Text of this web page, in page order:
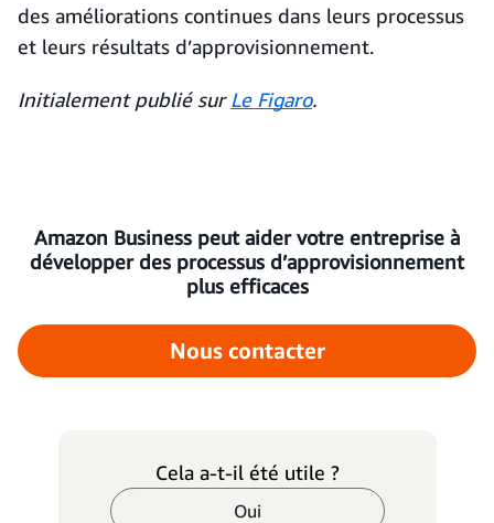
des améliorations continues dans leurs processus
et leurs résultats d’approvisionnement.
Initialement publié surLe Figaro.
Amazon Business peut aider votre entreprise à
développer des processus d’approvisionnement
plus efficaces
Nous contacter
Cela a-t-il été utile ?
Oui